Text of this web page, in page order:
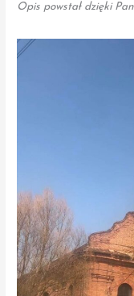
Opis powstał dzięki